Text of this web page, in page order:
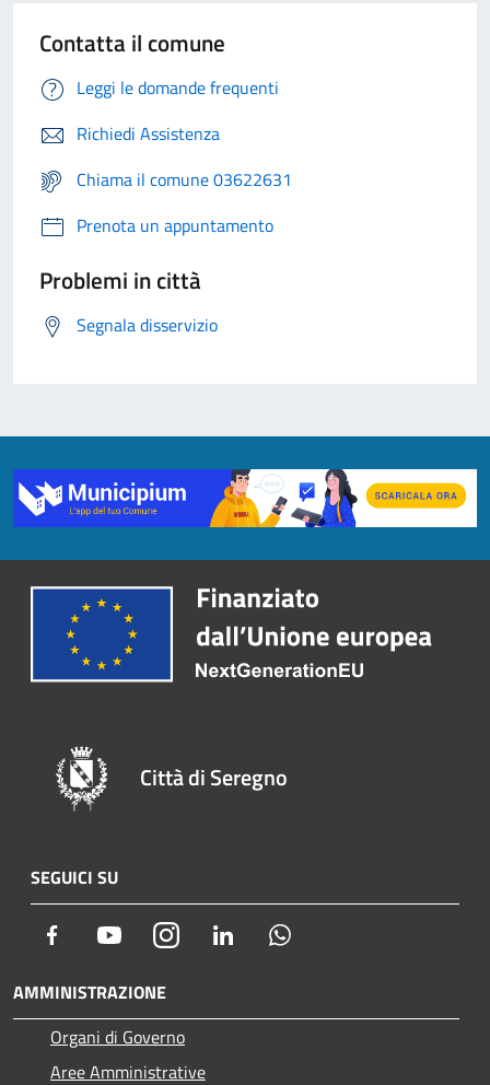
Contatta il comune
Leggi le domande frequenti
Richiedi Assistenza
Chiama il comune 03622631
Prenota un appuntamento
Problemi in città
Segnala disservizio
Città di Seregno
SEGUICI SU
Facebook YoutubeInstagram LinkedIn
AMMINISTRAZIONE
Organi di Governo
Aree Amministrative